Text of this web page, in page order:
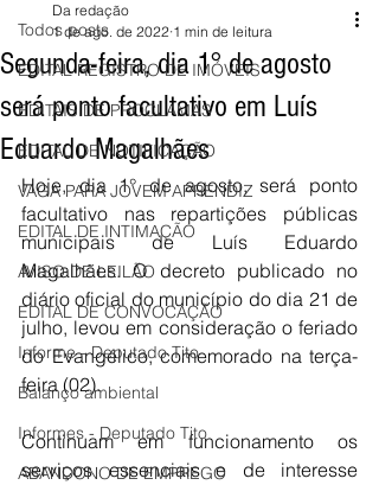
Todos posts
EDITAL REGISTRO DE IMÓVEIS
EDITAIS DE PROCLAMAS
EDITAL DE NOTIFICAÇÃO
VAGA PARA JOVEM APRENDIZ
EDITAL DE INTIMAÇÃO
AVISO DE LEILÃO
EDITAL DE CONVOCAÇÃO
Informe - Deputado Tito
Balanço ambiental
Informes - Deputado Tito
ABANDONO DE EMPREGO
Segunda-feira, dia 1° de agosto
será ponto facultativo em Luís
Eduardo Magalhães
Da redação
1 de ago. de 2022 1 min de leitura
Hoje, dia 1° de agosto, será ponto
facultativo nas repartições públicas
municipais de Luís Eduardo
Magalhães. O decreto publicado no
diário oficial do município do dia 21 de
julho, levou em consideração o feriado
do Evangélico, comemorado na terça-
feira (02).
Continuam em funcionamento os
serviços essenciais e de interesse